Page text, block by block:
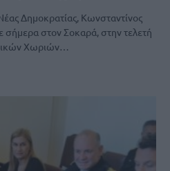
Δημοκρατίας, Κωνσταντίνος
στον Σοκαρά, στην τελετή
Χωριών…